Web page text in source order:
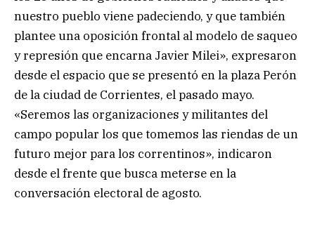
nuestro pueblo viene padeciendo, y que también
plantee una oposición frontal al modelo de saqueo
y represión que encarna Javier Milei», expresaron
desde el espacio que se presentó en la plaza Perón
de la ciudad de Corrientes, el pasado mayo.
«Seremos las organizaciones y militantes del
campo popular los que tomemos las riendas de un
futuro mejor para los correntinos», indicaron
desde el frente que busca meterse en la
conversación electoral de agosto.